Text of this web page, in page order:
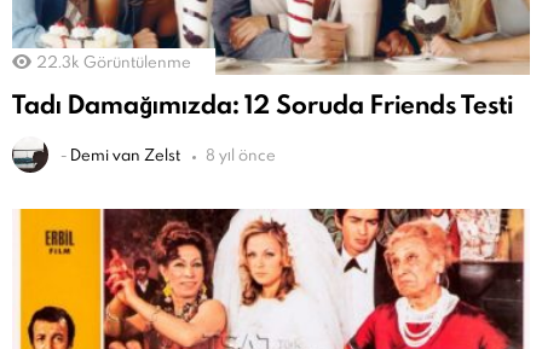
22.3k Görüntülenme
Tadı Damağımızda: 12 Soruda Friends Testi
- Demi van Zelst 8 yıl önce